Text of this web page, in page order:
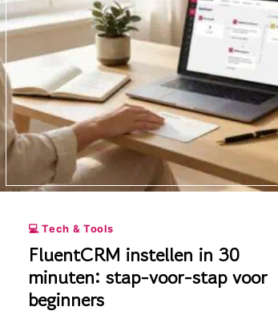
💻 Tech & Tools
FluentCRM instellen in 30
minuten: stap-voor-stap voor
beginners